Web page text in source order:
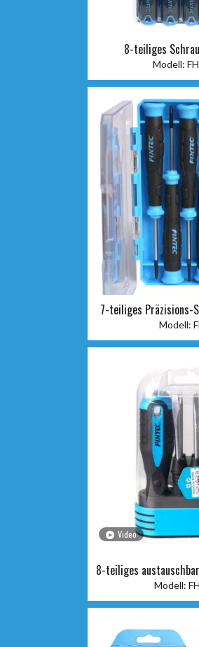
8-teiliges
Modell:
7-teiliges Präzisions-
Modell:
Video
8-teiliges
Set
Modell: